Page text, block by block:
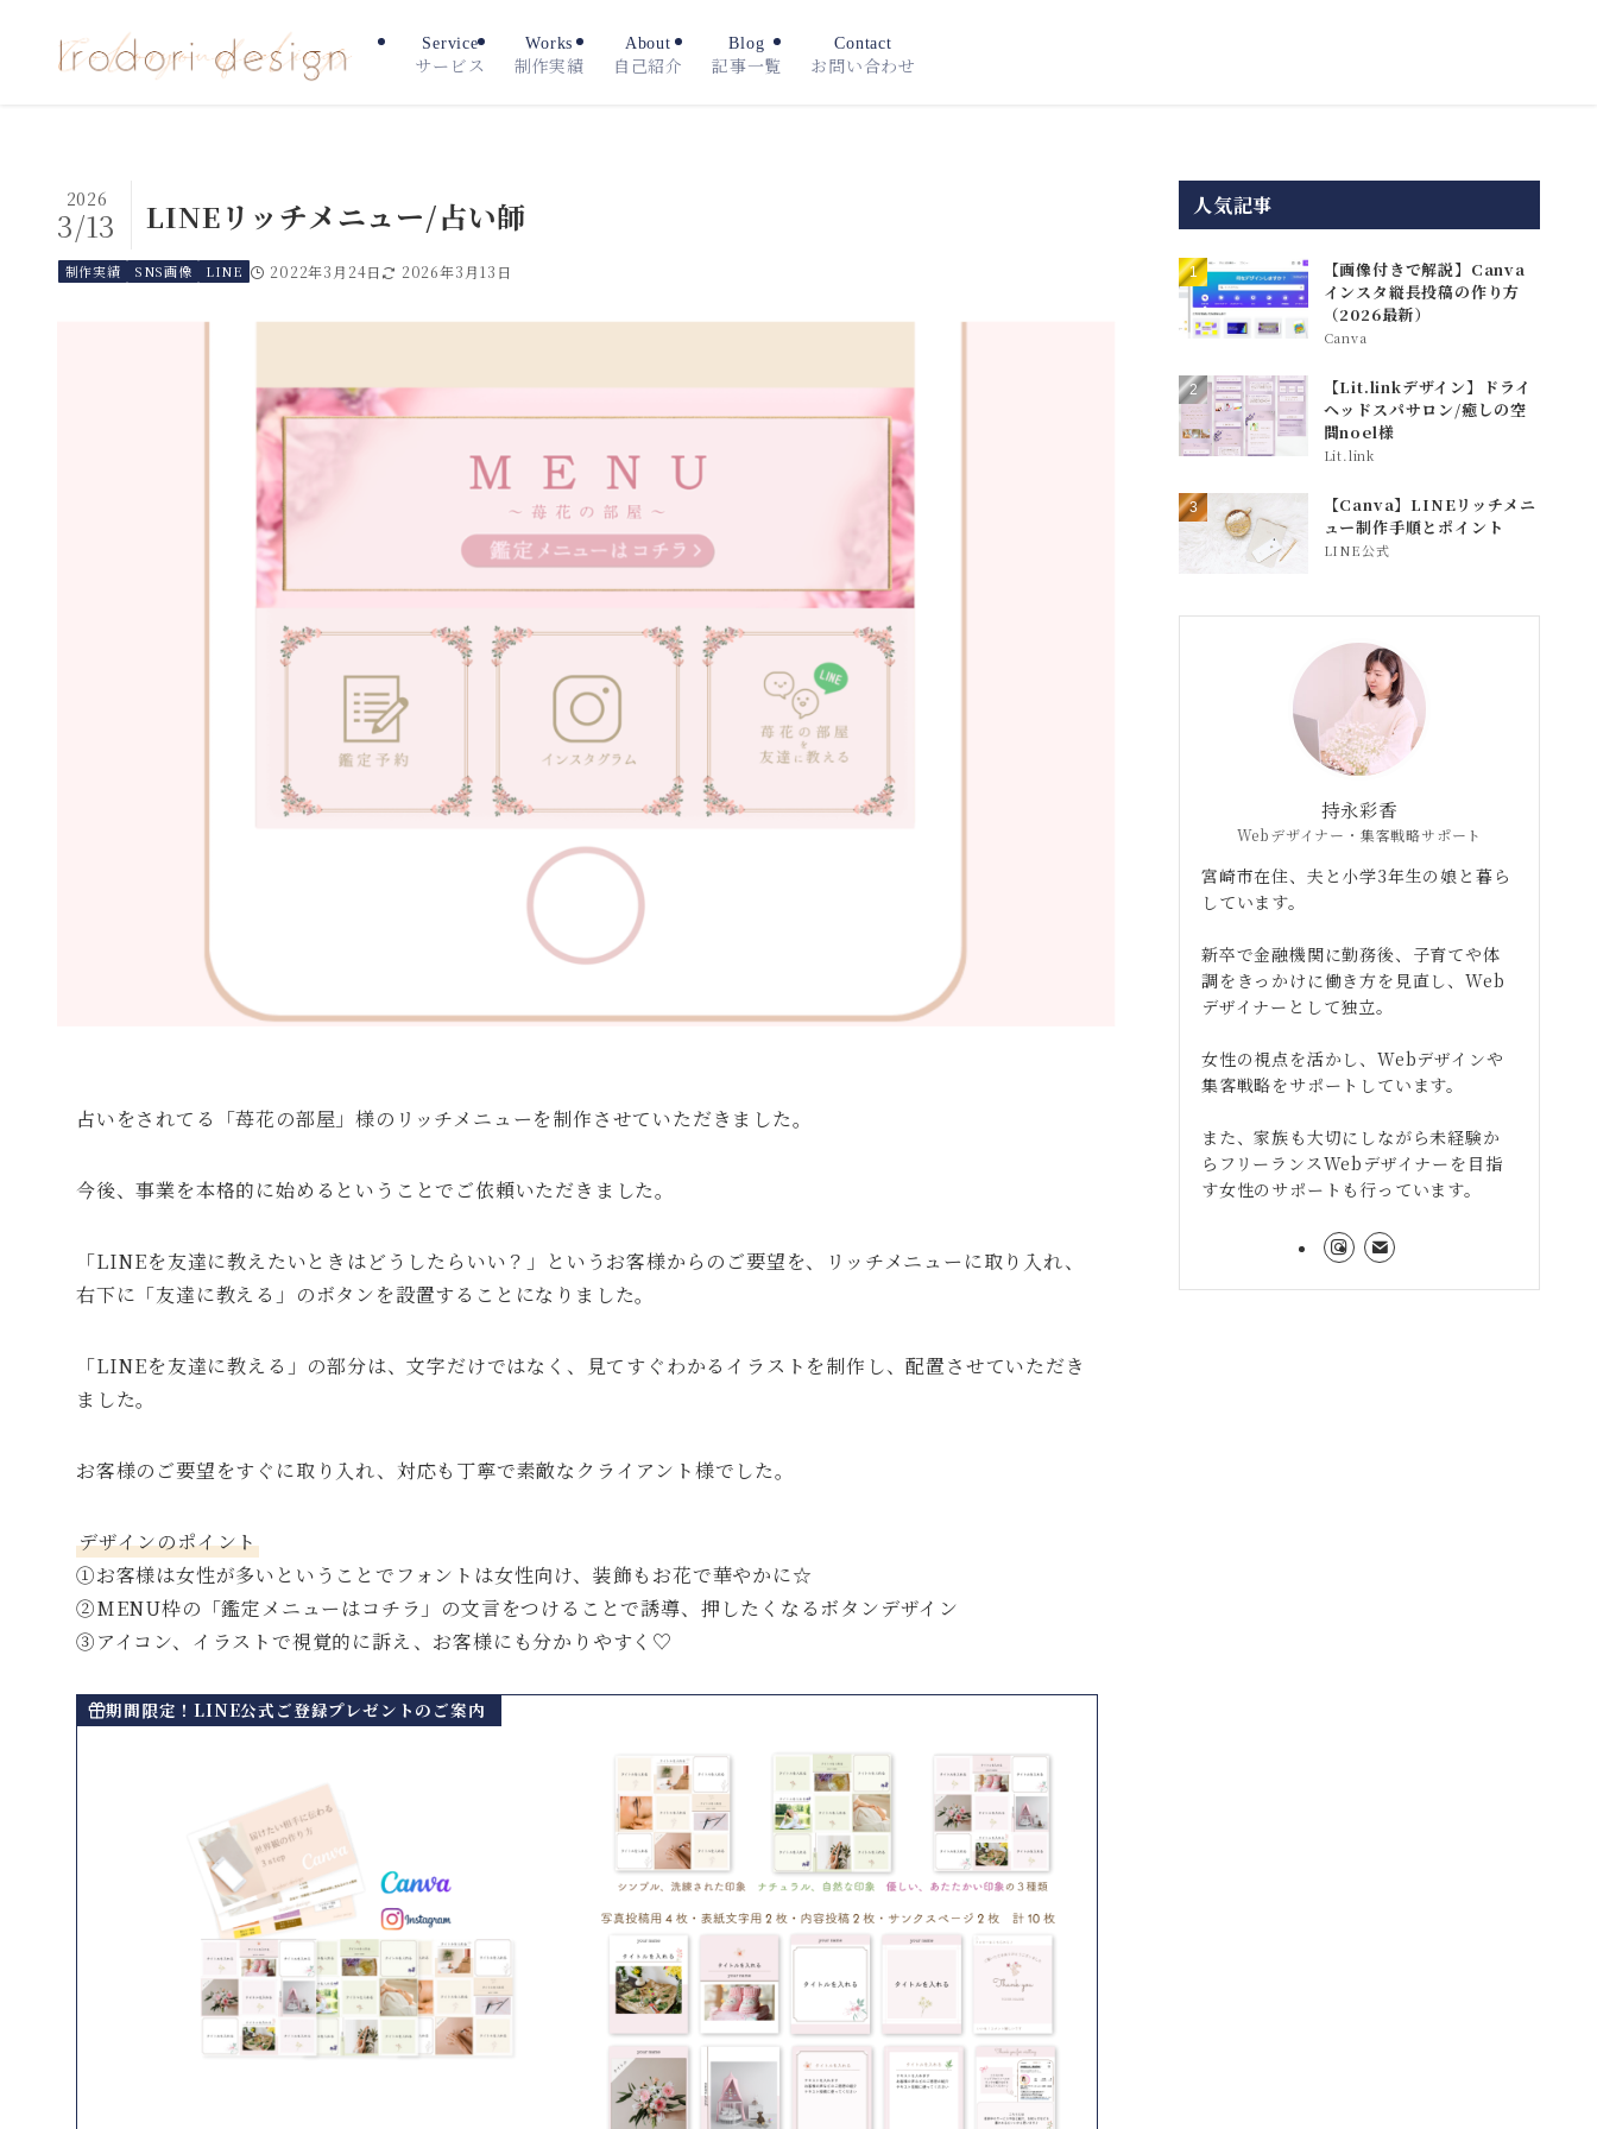
Service
サービス
Works
制作実績
About
自己紹介
Blog
記事一覧
Contact
お問い合わせ
LINEリッチメニュー/占い師
2026
3/13
制作実績 SNS画像 LINE 2022年3月24日 2026年3月13日
占いをされてる「苺花の部屋」様のリッチメニューを制作させていただきました。
今後、事業を本格的に始めるということでご依頼いただきました。
「LINEを友達に教えたいときはどうしたらいい？」というお客様からのご要望を、リッチメニューに取り入れ、
右下に「友達に教える」のボタンを設置することになりました。
「LINEを友達に教える」の部分は、文字だけではなく、見てすぐわかるイラストを制作し、配置させていただき
ました。
お客様のご要望をすぐに取り入れ、対応も丁寧で素敵なクライアント様でした。
デザインのポイント
①お客様は女性が多いということでフォントは女性向け、装飾もお花で華やかに☆
②MENU枠の「鑑定メニューはコチラ」の文言をつけることで誘導、押したくなるボタンデザイン
③アイコン、イラストで視覚的に訴え、お客様にも分かりやすく♡
期間限定！LINE公式ご登録プレゼントのご案内
人気記事
【画像付きで解説】Canva
インスタ縦長投稿の作り方
（2026最新）
Canva
【Lit.linkデザイン】ドライ
ヘッドスパサロン/癒しの空
間noel様
Lit.link
【Canva】LINEリッチメニ
ュー制作手順とポイント
LINE公式
持永彩香
Webデザイナー・集客戦略サポート
宮崎市在住、夫と小学3年生の娘と暮ら
しています。
新卒で金融機関に勤務後、子育てや体
調をきっかけに働き方を見直し、Web
デザイナーとして独立。
女性の視点を活かし、Webデザインや
集客戦略をサポートしています。
また、家族も大切にしながら未経験か
らフリーランスWebデザイナーを目指
す女性のサポートも行っています。